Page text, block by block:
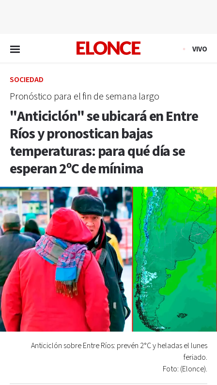
VIVO
SOCIEDAD
Pronóstico para el fin de semana largo
"Anticiclón" se ubicará en Entre
Ríos y pronostican bajas
temperaturas: para qué día se
esperan 2ºC de mínima
Anticiclón sobre Entre Ríos: prevén 2°C y heladas el lunes
feriado.
Foto: (Elonce).